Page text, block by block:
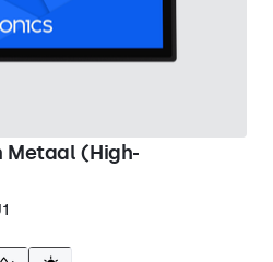
Metaal (High-